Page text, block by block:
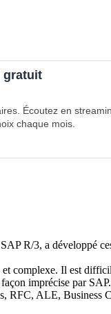
gratuit
Écoutez en
chaque mois.
R/3, a développé
complexe. Il est
imprécise par
ALE, Business